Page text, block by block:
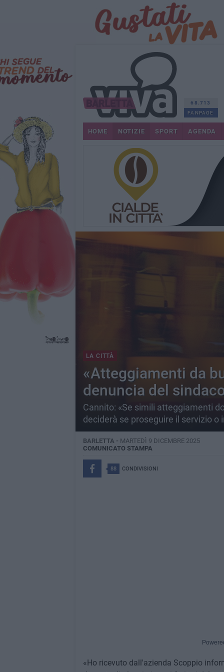
68.713
FANPAGE
HOME NOTIZIE SPORT AGENDA
LA CITTÀ
«Atteggiamenti da
denuncia del
Cannito: «Se simili atteggiamenti
deciderà se proseguire il servizio o
BARLETTA - MARTEDÌ 9 DICEMBRE 2025
COMUNICATO STAMPA
88 CONDIVISIONI
«Ho ricevuto dall'azienda Scoppio